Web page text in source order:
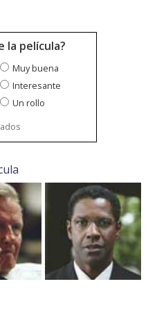
la película?
Muy buena
Interesante
Un rollo